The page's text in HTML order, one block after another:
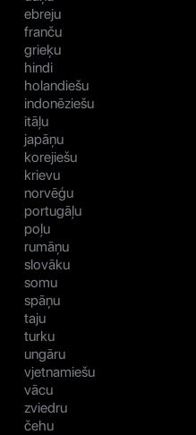
ebreju
franču
grieķu
hindi
holandiešu
indonēziešu
itāļu
japāņu
korejiešu
krievu
norvēģu
portugāļu
poļu
rumāņu
slovāku
somu
spāņu
taju
turku
ungāru
vjetnamiešu
vācu
zviedru
čehu